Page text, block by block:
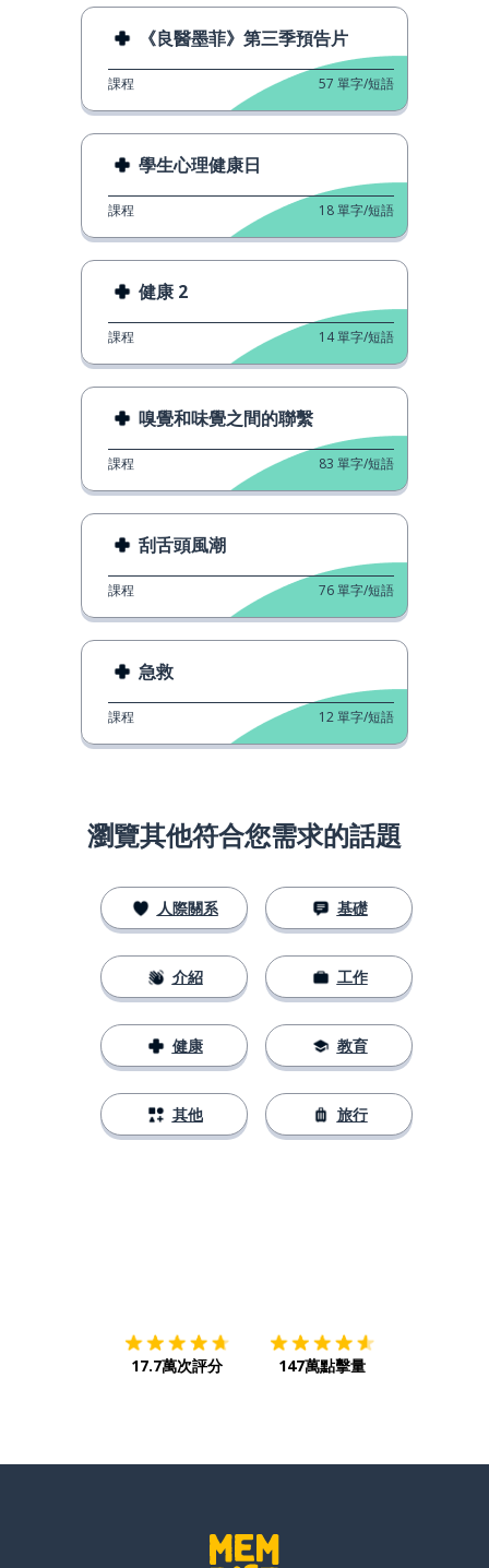
《良醫墨菲》第三季預告片
課程 57 單字/短語
學生心理健康日
課程 18單字/短語
健康 2
課程 14單字/短語
嗅覺和味覺之間的聯繫
課程 83 單字/短語
刮舌頭風潮
課程 76單字/短語
急救
課程 12單字/短語
瀏覽其他符合您需求的話題
人際關系
介紹
健康
其他
基礎
工作
教育
旅行
17.7萬次評分 147萬點擊量